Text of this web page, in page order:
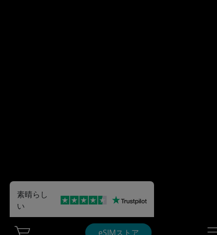
eSIMストア
素晴らし
い